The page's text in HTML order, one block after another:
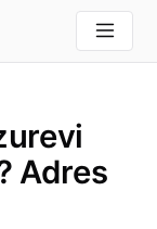
Adres